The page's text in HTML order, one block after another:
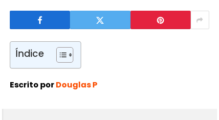
Índice
Escrito porDouglas P